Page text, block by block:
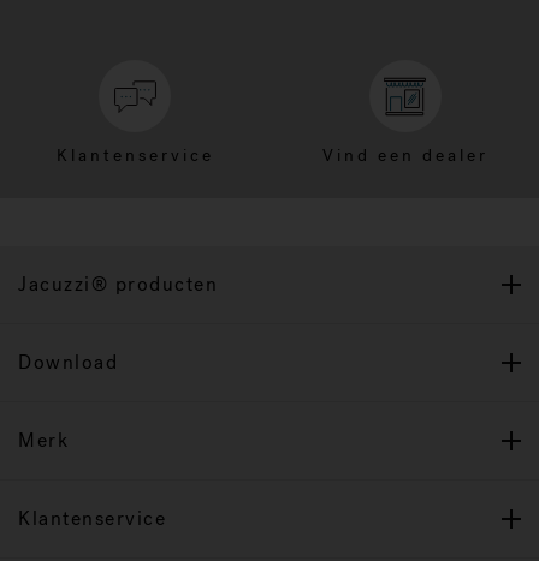
Klantenservice Vind een dealer
Jacuzzi® producten
Download
Merk
Klantenservice